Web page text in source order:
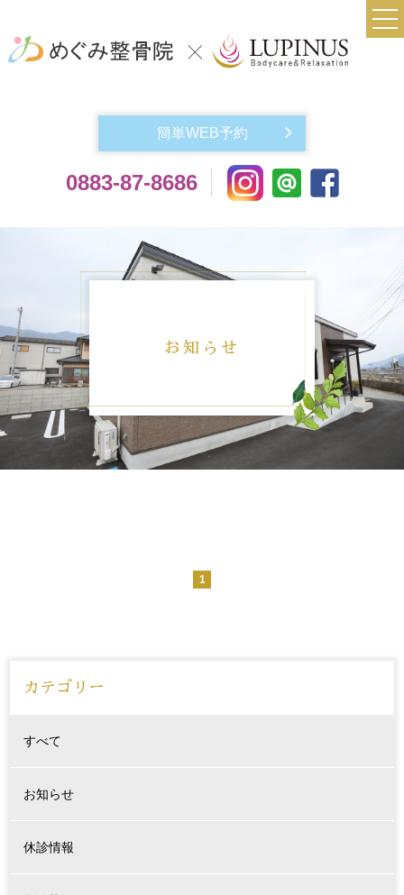
簡単WEB予約
0883-87-8686
実費メニュー料金
交通事故によるケガでお悩みの方
機材紹介
お問い合わせ
スタッフ紹介
お知らせ
腰痛でお悩みの方
メディセル
お知らせ
1
カテゴリー
すべて
お知らせ
休診情報